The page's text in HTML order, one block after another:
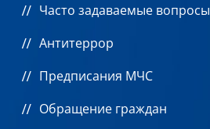
Часто задаваемые вопросы
Антитеррор
Предписания МЧС
Обращение граждан